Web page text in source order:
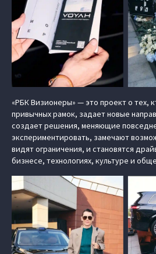
«РБК Визионеры» — это проект о тех,
привычных рамок, задает новые
создает решения, меняющие
экспериментировать, замечают
видят ограничения, и становятся
бизнесе, технологиях, культуре и